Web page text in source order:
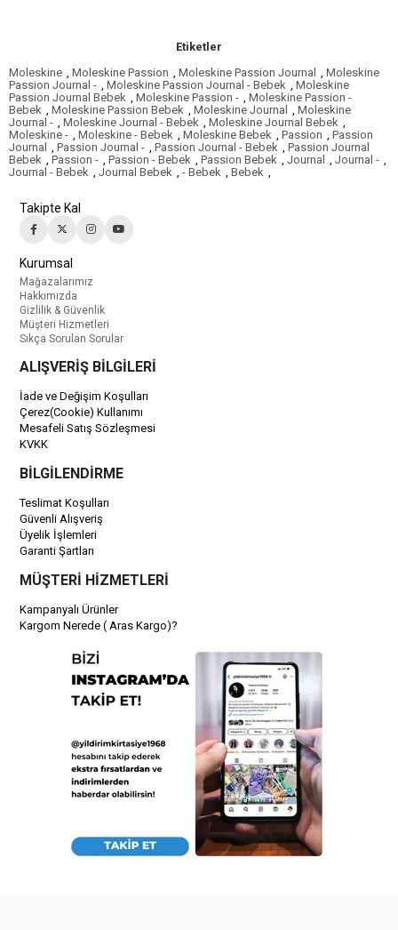
Etiketler
Moleskine
Moleskine Passion Moleskine Passion Journal
Moleskine
Passion Journal -
Moleskine Passion Journal - Bebek
Moleskine
Passion Journal Bebek
Moleskine Passion -
Moleskine Passion -
Bebek
Moleskine Passion Bebek Moleskine Journal
Moleskine
Journal -
Moleskine Journal - Bebek Moleskine Journal Bebek
Moleskine -
Moleskine - Bebek Moleskine Bebek Passion
Passion
Journal
Passion Journal - Passion Journal - Bebek
Passion Journal
Bebek
Passion - Passion - Bebek Passion Bebek Journal Journal -
Journal - Bebek
Journal Bebek - Bebek Bebek
Takipte Kal
Kurumsal
Mağazalarımız
Hakkımızda
Gizlilik & Güvenlik
Müşteri Hizmetleri
Sıkça Sorulan Sorular
ALIŞVERİŞ BİLGİLERİ
İade ve Değişim Koşulları
Çerez(Cookie) Kullanımı
Mesafeli Satış Sözleşmesi
KVKK
BİLGİLENDİRME
Teslimat Koşulları
Güvenli Alışveriş
Üyelik İşlemleri
Garanti Şartları
MÜŞTERİ HİZMETLERİ
Kampanyalı Ürünler
Kargom Nerede ( Aras Kargo)?